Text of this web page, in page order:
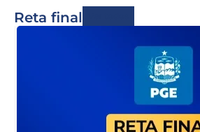
Reta final